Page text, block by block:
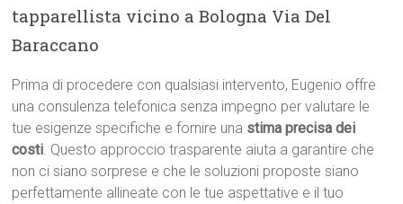
tapparellista vicino a Bologna Via Del
Baraccano
Prima di procedere con qualsiasi intervento, Eugenio offre
una consulenza telefonica senza impegno per valutare le
tue esigenze specifiche e fornire una stima precisa dei
costi. Questo approccio trasparente aiuta a garantire che
non ci siano sorprese e che le soluzioni proposte siano
perfettamente allineate con le tue aspettative e il tuo